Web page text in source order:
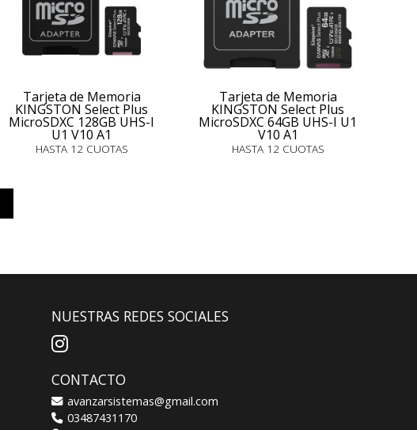
Tarjeta de Memoria
KINGSTON Select Plus
MicroSDXC 128GB UHS-I
U1 V10 A1
HASTA 12 CUOTAS
Tarjeta de Memoria
KINGSTON Select Plus
MicroSDXC 64GB UHS-I U1
V10 A1
HASTA 12 CUOTAS
NUESTRAS REDES SOCIALES
CONTACTO
avanzarsistemas@gmail.com
03487431170